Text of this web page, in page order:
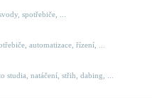
spotřebiče, ...
automatizace, řízení, ...
studia, natáčení, střih, dabing, ...